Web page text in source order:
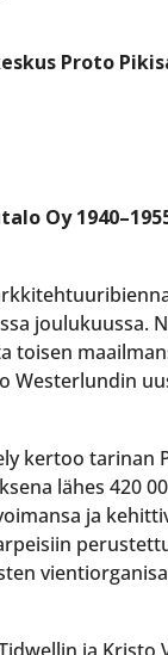
Proto
Oy
joulukuussa.
toisen
Westerlundin
kertoo tarinan
lähes 420
ja